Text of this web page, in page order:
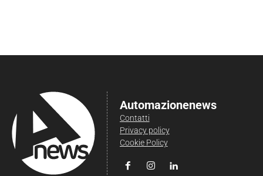
Automazionenews
Contatti
Privacy policy
Cookie Policy